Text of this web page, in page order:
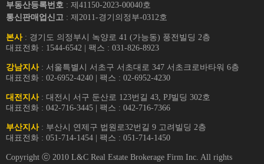
부동산등록번호 : 제41150-2023-00040호
통신판매업신고 : 제2011-경기의정부-0312호
본사: 경기도 의정부시 녹양로 41 (가능동) 풍전빌딩 2층
대표전화 : 1544-6542 | 팩스 : 031-826-8923
강남지사: 서울특별시 서초구 서초대로 347 서초크로바타워 6층
대표전화 : 02-6952-4240 | 팩스 : 02-6952-4230
대전지사: 대전시 서구 둔산로 123번길 43, PJ빌딩 302호
대표전화 : 042-716-3445 | 팩스 : 042-716-7366
부산지사: 부산시 연제구 법원로32번길 9 고려빌딩 2층
대표전화 : 051-714-1454 | 팩스 : 051-714-1450
Copyright ⓒ 2010 L&C Real Estate Brokerage Firm Inc. All rights